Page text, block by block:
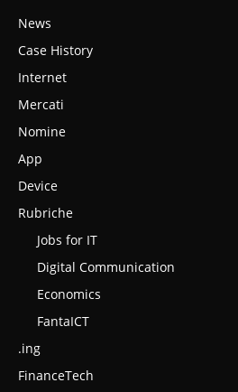
News
Case History
Internet
Mercati
Nomine
App
Device
Rubriche
Jobs for IT
Digital Communication
Economics
FantaICT
.ing
FinanceTech